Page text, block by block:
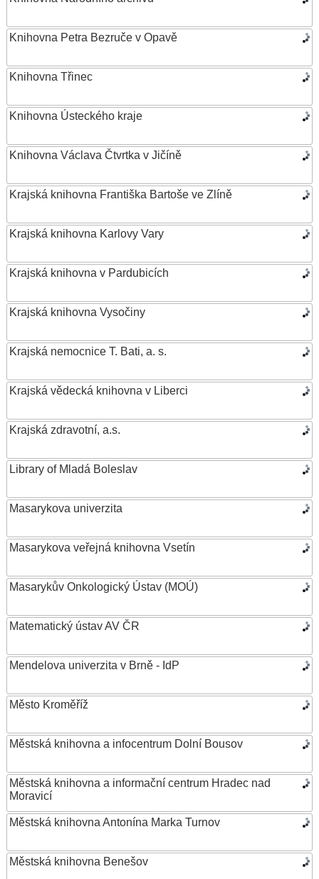
Knihovna Petra Bezruče v Opavě
Knihovna Třinec
Knihovna Ústeckého kraje
Knihovna Václava Čtvrtka v Jičíně
Krajská knihovna Františka Bartoše ve Zlíně
Krajská knihovna Karlovy Vary
Krajská knihovna v Pardubicích
Krajská knihovna Vysočiny
Krajská nemocnice T. Bati, a. s.
Krajská vědecká knihovna v Liberci
Krajská zdravotní, a.s.
Library of Mladá Boleslav
Masarykova univerzita
Masarykova veřejná knihovna Vsetín
Masarykův Onkologický Ústav (MOÚ)
Matematický ústav AV ČR
Mendelova univerzita v Brně - IdP
Město Kroměříž
Městská knihovna a infocentrum Dolní Bousov
Městská knihovna a informační centrum Hradec nad
Moravicí
Městská knihovna Antonína Marka Turnov
Městská knihovna Benešov